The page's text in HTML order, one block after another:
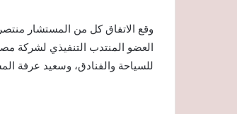
وقع الاتفاق كل من المستشار منتصر
العضو المنتدب التنفيذي لشركة
للسياحة والفنادق، وسعيد عرفة